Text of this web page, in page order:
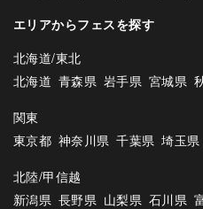
エリアからフェスを探す
北海道/東北
北海道 青森県 岩手県 宮城県
関東
東京都 神奈川県 千葉県 埼玉県
北陸/甲信越
新潟県 長野県 山梨県 石川県